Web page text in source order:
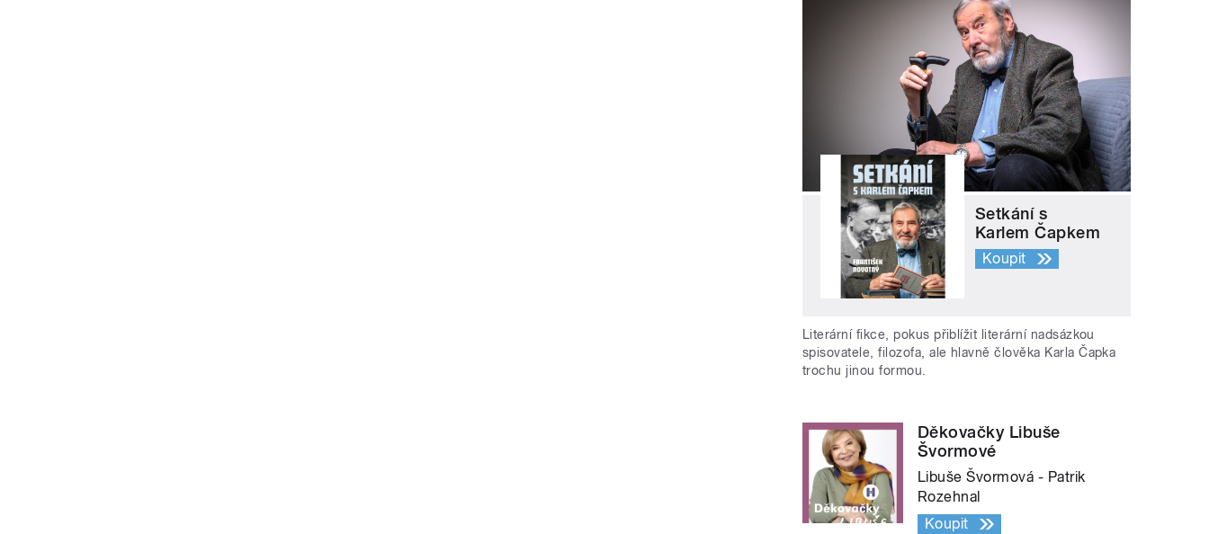
Setkání s
Karlem Čapkem
Koupit
Literární fikce, pokus přiblížit literární nadsázkou
spisovatele, filozofa, ale hlavně člověka Karla Čapka
trochu jinou formou.
Děkovačky Libuše
Švormové
Libuše Švormová - Patrik
Rozehnal
Koupit